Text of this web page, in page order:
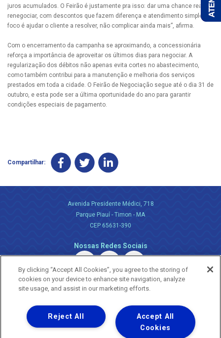
juros acumulados. O Feirão é justamente pra isso: dar uma chance real de
renegociar, com descontos que fazem diferença e atendimento simples. O
foco é ajudar o cliente a resolver, não complicar ainda mais”, afirma.
Com o encerramento da campanha se aproximando, a concessionária
reforça a importância de aproveitar os últimos dias para negociar. A
regularização dos débitos não apenas evita cortes no abastecimento,
como também contribui para a manutenção e melhoria dos serviços
prestados em toda a cidade. O Feirão de Negociação segue até o dia 31 de
outubro, e esta pode ser a última oportunidade do ano para garantir
condições especiais de pagamento.
Compartilhar:
Avenida Presidente Médici, 718
Parque Piauí - Timon - MA
CEP 65631-390
Nossas Redes Sociais
Uma empresa
Copyright ® 2026 - Todos os Direitos Reservados.
By clicking “Accept All Cookies”, you agree to the storing of
cookies on your device to enhance site navigation, analyze
site usage, and assist in our marketing efforts.
Accept All
Cookies
Reject All